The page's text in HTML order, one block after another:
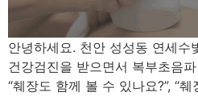
안녕하세요. 천안 성성동 연세수
건강검진을 받으면서 복부초음
“췌장도 함께 볼 수 있나요?”, “